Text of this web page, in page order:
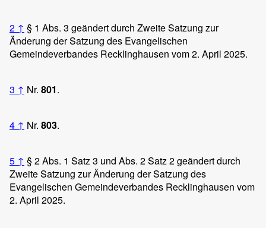
2 ↑ § 1 Abs. 3 geändert durch Zweite Satzung zur
Änderung der Satzung des Evangelischen
Gemeindeverbandes Recklinghausen vom 2. April 2025.
3 ↑ Nr. 801.
4 ↑ Nr. 803.
5 ↑ § 2 Abs. 1 Satz 3 und Abs. 2 Satz 2 geändert durch
Zweite Satzung zur Änderung der Satzung des
Evangelischen Gemeindeverbandes Recklinghausen vom
2. April 2025.